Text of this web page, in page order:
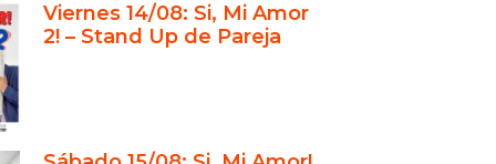
y prestigio en la comedia
cultural porteña: un mar de
Viernes 14/08: Si, Mi Amor
2! – Stand Up de Pareja